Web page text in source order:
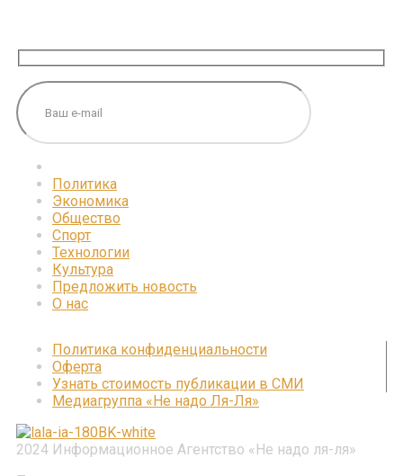
Политика
Экономика
Общество
Спорт
Технологии
Культура
Предложить новость
О нас
2024 Информационное Агентство «Не надо ля-ля»
Политика конфиденциальности
Оферта
Узнать стоимость публикации в СМИ
Медиагруппа «Не надо Ля-Ля»